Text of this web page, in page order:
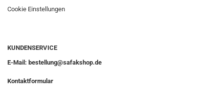
Cookie Einstellungen
KUNDENSERVICE
E-Mail: bestellung@safakshop.de
Kontaktformular